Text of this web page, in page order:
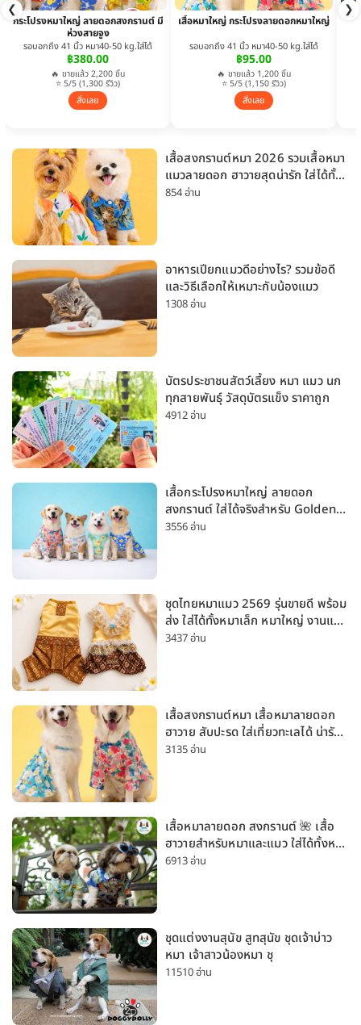
❮ ❯
กระโปรงหมาใหญ่ ลายดอกสงกรานต์ มี
ห่วงสายจูง
รอบอกถึง 41 นิ้ว หมา40-50 kg.ใส่ได้
฿380.00
🔥 ขายแล้ว 2,200 ชิ้น
⭐ 5/5 (1,300 รีวิว)
สั่งเลย
เสื้อหมาใหญ่ กระโปรงลายดอกหมาใหญ่
รอบอกถึง 41 นิ้ว หมา40-50 kg.ใส่ได้
฿95.00
🔥 ขายแล้ว 1,200 ชิ้น
⭐ 5/5 (1,150 รีวิว)
สั่งเลย
เสื้อสงกรานต์หมา 2026 รวมเสื้อหมา
แมวลายดอก ฮาวายสุดน่ารัก ใส่ได้ทั้ง
หมาเล็กและหมาใหญ่
854 อ่าน
อาหารเปียกแมวดีอย่างไร? รวมข้อดี
และวิธีเลือกให้เหมาะกับน้องแมว
1308 อ่าน
บัตรประชาชนสัตว์เลี้ยง หมา แมว นก
ทุกสายพันธุ์ วัสดุบัตรแข็ง ราคาถูก
4912 อ่าน
เสื้อกระโปรงหมาใหญ่ ลายดอก
สงกรานต์ ใส่ได้จริงสำหรับ Golden
Husky Labrador [อัปเดต 2026]
3556 อ่าน
ชุดไทยหมาแมว 2569 รุ่นขายดี พร้อม
ส่ง ใส่ได้ทั้งหมาเล็ก หมาใหญ่ งานแต่ง
สงกรานต์ ลอยกระทง
3437 อ่าน
เสื้อสงกรานต์หมา เสื้อหมาลายดอก
ฮาวาย สับปะรด ใส่เที่ยวทะเลได้ น่ารัก
ใส่ได้ทั้งหมาเล็กและหมาใหญ่
3135 อ่าน
เสื้อหมาลายดอก สงกรานต์ 🌺 เสื้อ
ฮาวายสำหรับหมาและแมว ใส่ได้ทั้งหมา
เล็กและหมาใหญ่ ใส่เที่ยวทะเลน่ารัก
6913 อ่าน
ชุดแต่งงานสุนัข สูทสุนัข ชุดเจ้าบ่าว
หมา เจ้าสาวน้องหมา ชุ
11510 อ่าน